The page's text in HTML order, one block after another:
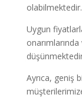
olabilmektedir.
Uygun
Ayrıca, geniş